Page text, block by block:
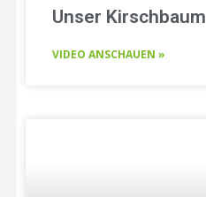
Unser Kirschbaum
VIDEO ANSCHAUEN »